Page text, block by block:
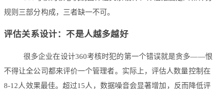
规则三部分构成，三者缺一不可。
评估关系设计：不是人越多越好
很多企业在设计360考核时犯的第一个错误就是贪多——恨
不得让全公司都来评价一个管理者。实际上，评估人数量控制在
8-12人效果最佳。超过15人，数据噪音会显著增加，反而降低评